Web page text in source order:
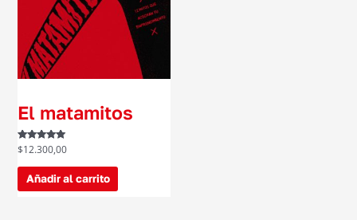
El matamitos
Valorado con
de 5
$12.300,00
Añadir al carrito